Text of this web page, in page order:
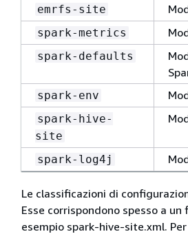
emrfs-site
spark-metrics
spark-defaults
spark-env
spark-hive-
site
spark-log4j
Le classificazioni di
Esse corrispondono spesso a
esempio spark-hive-site.xml.